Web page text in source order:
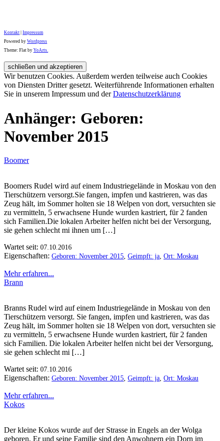
Kontakt Impressum
Powered by Wordpress
Theme: Flat by YoArts.
Wir benutzen Cookies. Außerdem werden teilweise auch Cookies
von Diensten Dritter gesetzt. Weiterführende Informationen erhalten
Sie in unserem Impressum und derDatenschutzerklärung
Anhänger: Geboren:
November 2015
Boomer
Boomers Rudel wird auf einem Industriegelände in Moskau von den
Tierschützern versorgt.Sie fangen, impfen und kastrieren, was das
Zeug hält, im Sommer holten sie 18 Welpen von dort, versuchten sie
zu vermitteln, 5 erwachsene Hunde wurden kastriert, für 2 fanden
sich Familien.Die lokalen Arbeiter helfen nicht bei der Versorgung,
sie gehen schlecht mi ihnen um […]
Wartet seit: 07.10.2016
Eigenschaften: Geboren: November 2015 Geimpft: ja Ort: Moskau
Mehr erfahren...
Brann
Branns Rudel wird auf einem Industriegelände in Moskau von den
Tierschützern versorgt. Sie fangen, impfen und kastrieren, was das
Zeug hält, im Sommer holten sie 18 Welpen von dort, versuchten sie
zu vermitteln, 5 erwachsene Hunde wurden kastriert, für 2 fanden
sich Familien. Die lokalen Arbeiter helfen nicht bei der Versorgung,
sie gehen schlecht mi […]
Wartet seit: 07.10.2016
Eigenschaften: Geboren: November 2015 Geimpft: ja Ort: Moskau
Mehr erfahren...
Kokos
Der kleine Kokos wurde auf der Strasse in Engels an der Wolga
geboren. Er und seine Familie sind den Anwohnern ein Dorn im